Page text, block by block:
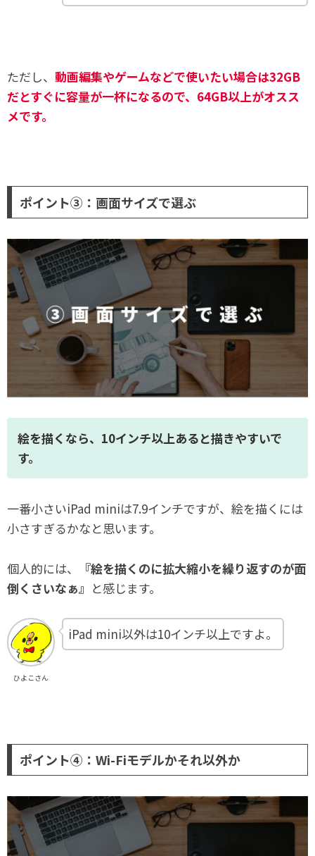
ただし、 動画編集やゲームなどで使いたい場合は32GB
だとすぐに容量が一杯になるので、 64GB以上がオスス
メです。
ポイント③：画面サイズで選ぶ
絵を描くなら、10インチ以上あると描きやすいで
す。
一番小さいiPad miniは7.9インチですが、絵を描くには
小さすぎるかなと思います。
個人的には、
『絵を描くのに拡大縮小を繰り返すのが面
倒くさいなぁ』 と感じます。
ひよこさん
iPad mini以外は10インチ以上ですよ。
ポイント④：Wi-Fiモデルかそれ以外か